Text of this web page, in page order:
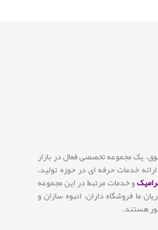
یک مجموعه تخصصی فعال در بازار
خدمات حرفه ای در حوزه تولید،
و خدمات مرتبط در این مجموعه
فروشگاه داران، انبوه سازان و
هستند.